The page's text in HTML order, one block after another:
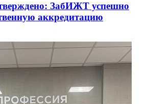
ЗабИЖТ успешно
аккредитацию